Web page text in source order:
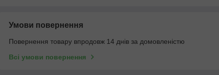
Умови повернення
Повернення товару впродовж 14 днів за домовленістю
Всі умови повернення